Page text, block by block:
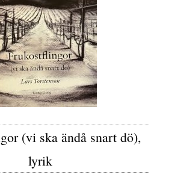
(vi ska ändå snart dö),
lyrik